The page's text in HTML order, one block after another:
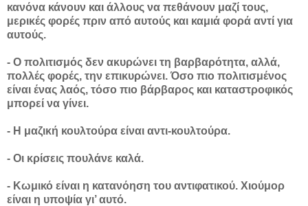
κανόνα κάνουν και άλλους να πεθάνουν μαζί τους,
μερικές φορές πριν από αυτούς και καμιά φορά αντί για
αυτούς.
- Ο πολιτισμός δεν ακυρώνει τη βαρβαρότητα, αλλά,
πολλές φορές, την επικυρώνει. Όσο πιο πολιτισμένος
είναι ένας λαός, τόσο πιο βάρβαρος και καταστροφικός
μπορεί να γίνει.
- Η μαζική κουλτούρα είναι αντι-κουλτούρα.
- Οι κρίσεις πουλάνε καλά.
- Κωμικό είναι η κατανόηση του αντιφατικού. Χιούμορ
είναι η υποψία γι’ αυτό.